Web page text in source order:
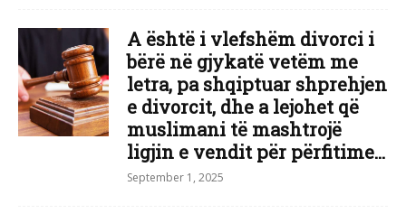
A është i vlefshëm divorci i
bërë në gjykatë vetëm me
letra, pa shqiptuar shprehjen
e divorcit, dhe a lejohet që
muslimani të mashtrojë
ligjin e vendit për përfitime...
September 1, 2025